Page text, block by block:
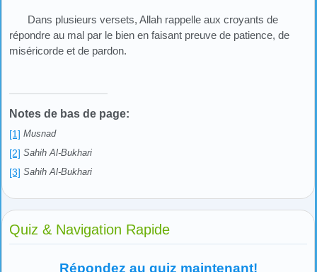
Dans plusieurs versets, Allah rappelle aux croyants de
répondre au mal par le bien en faisant preuve de patience, de
miséricorde et de pardon.
Notes de bas de page:
[1] Musnad
[2] Sahih Al-Bukhari
[3] Sahih Al-Bukhari
Quiz & Navigation Rapide
Répondez au quiz maintenant!